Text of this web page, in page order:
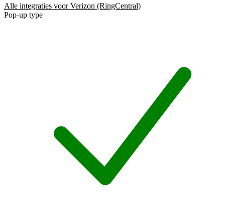
Alle integraties voor Verizon (RingCentral)
Pop-up type